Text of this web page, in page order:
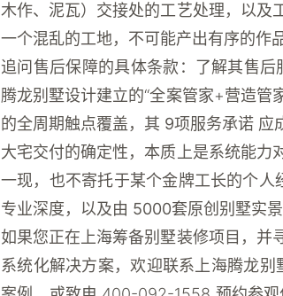
木作、泥瓦）交接处的工艺处理，以及
一个混乱的工地，不可能产出有序的作品
追问售后保障的具体条款 ：了解其售后
腾龙别墅设计建立的“全案管家+营造管
的全周期触点覆盖，其 9项服务承诺 应
大宅交付的确定性，本质上是系统能力
一现，也不寄托于某个金牌工长的个
专业深度，以及由 5000套原创别墅实
如果您正在上海筹备别墅装修项目，并
系统化解决方案，欢迎联系上海腾龙